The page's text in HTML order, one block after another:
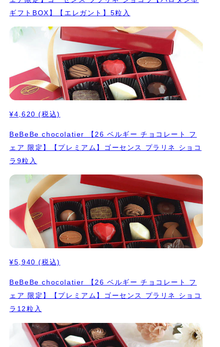
ギフトBOX】【エレガント】5粒入
¥4,620 (税込)
BeBeBe chocolatier 【26 ベルギー チョコレート フ
ェア 限定】【プレミアム】ゴーセンス プラリネ ショコ
ラ9粒入
¥5,940 (税込)
BeBeBe chocolatier 【26 ベルギー チョコレート フ
ェア 限定】【プレミアム】ゴーセンス プラリネ ショコ
ラ12粒入